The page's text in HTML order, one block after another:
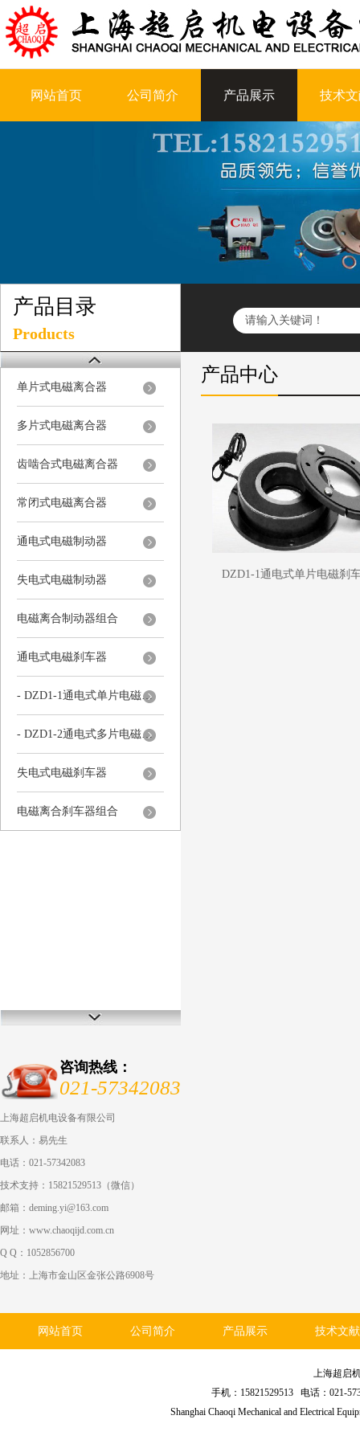
网站首页 公司简介 产品展示 技术
产品目录
Products
单片式电磁离合器
多片式电磁离合器
齿啮合式电磁离合器
常闭式电磁离合器
通电式电磁制动器
失电式电磁制动器
电磁离合制动器组合
通电式电磁刹车器
- DZD1-1通电式单片电磁刹车器
- DZD1-2通电式多片电磁刹车器
失电式电磁刹车器
电磁离合刹车器组合
咨询热线：
021-57342083
上海超启机电设备有限公司
联系人：易先生
电话：021-57342083
技术支持：15821529513（微信）
邮箱：deming.yi@163.com
网址：www.chaoqijd.com.cn
Q Q：1052856700
地址：上海市金山区金张公路6908号
产品中心
DZD1-1通电式单片电磁刹
网站首页 公司简介 产品展示 技术文献
上海超启
手机：15821529513 电话：021-
Shanghai Chaoqi Mechanical and Electrical